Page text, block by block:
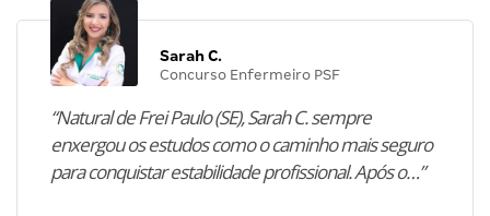
Sarah C.
Concurso Enfermeiro PSF
“Natural de Frei Paulo (SE), Sarah C. sempre
enxergou os estudos como o caminho mais seguro
para conquistar estabilidade profissional. Após o…”